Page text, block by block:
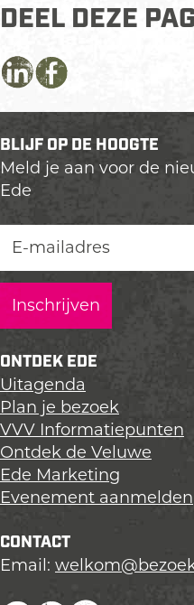
DEEL DEZE
D
l
d
e
e
a
g
i
n
a
o
p
L
i
n
k
e
n
D
l
d
e
a
g
i
n
o
p
F
a
c
e
b
o
k
l
d
e
a
g
i
n
o
p
X
BLIJF OP DE HOOGTE
Meld je aan voor de
Ede
ONTDEK EDE
Uitagenda
Plan je bezoek
VVV Informatiepunten
Ontdek de Veluwe
Ede Marketing
Evenement aanmelden
CONTACT
Email: